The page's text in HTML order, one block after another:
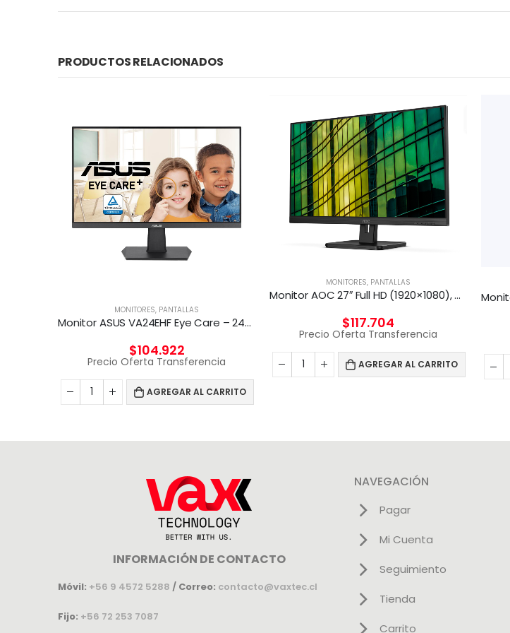
PRODUCTOS RELACIONADOS
MONITORES, PANTALLAS
Monitor ASUS VA24EHF Eye Care – 24/ De 100Hz.
$104.922
Precio Oferta Transferencia
AGREGAR AL CARRITO
MONITORES, PANTALLAS
Monitor AOC 27″ Full HD (1920×1080), 75Hz, HDMI/VGA
$117.704
Precio Oferta Transferencia
AGREGAR AL CARRITO
INFORMACIÓN DE CONTACTO
Móvil: +56 9 4572 5288 / Correo: contacto@vaxtec.cl
Fijo: +56 72 253 7087
NAVEGACIÓN
Pagar
Mi Cuenta
Seguimiento
Tienda
Carrito